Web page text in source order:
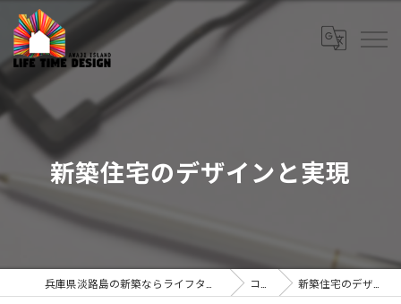
新築住宅のデザインと実現
コラム 新築住宅のデザインと実現